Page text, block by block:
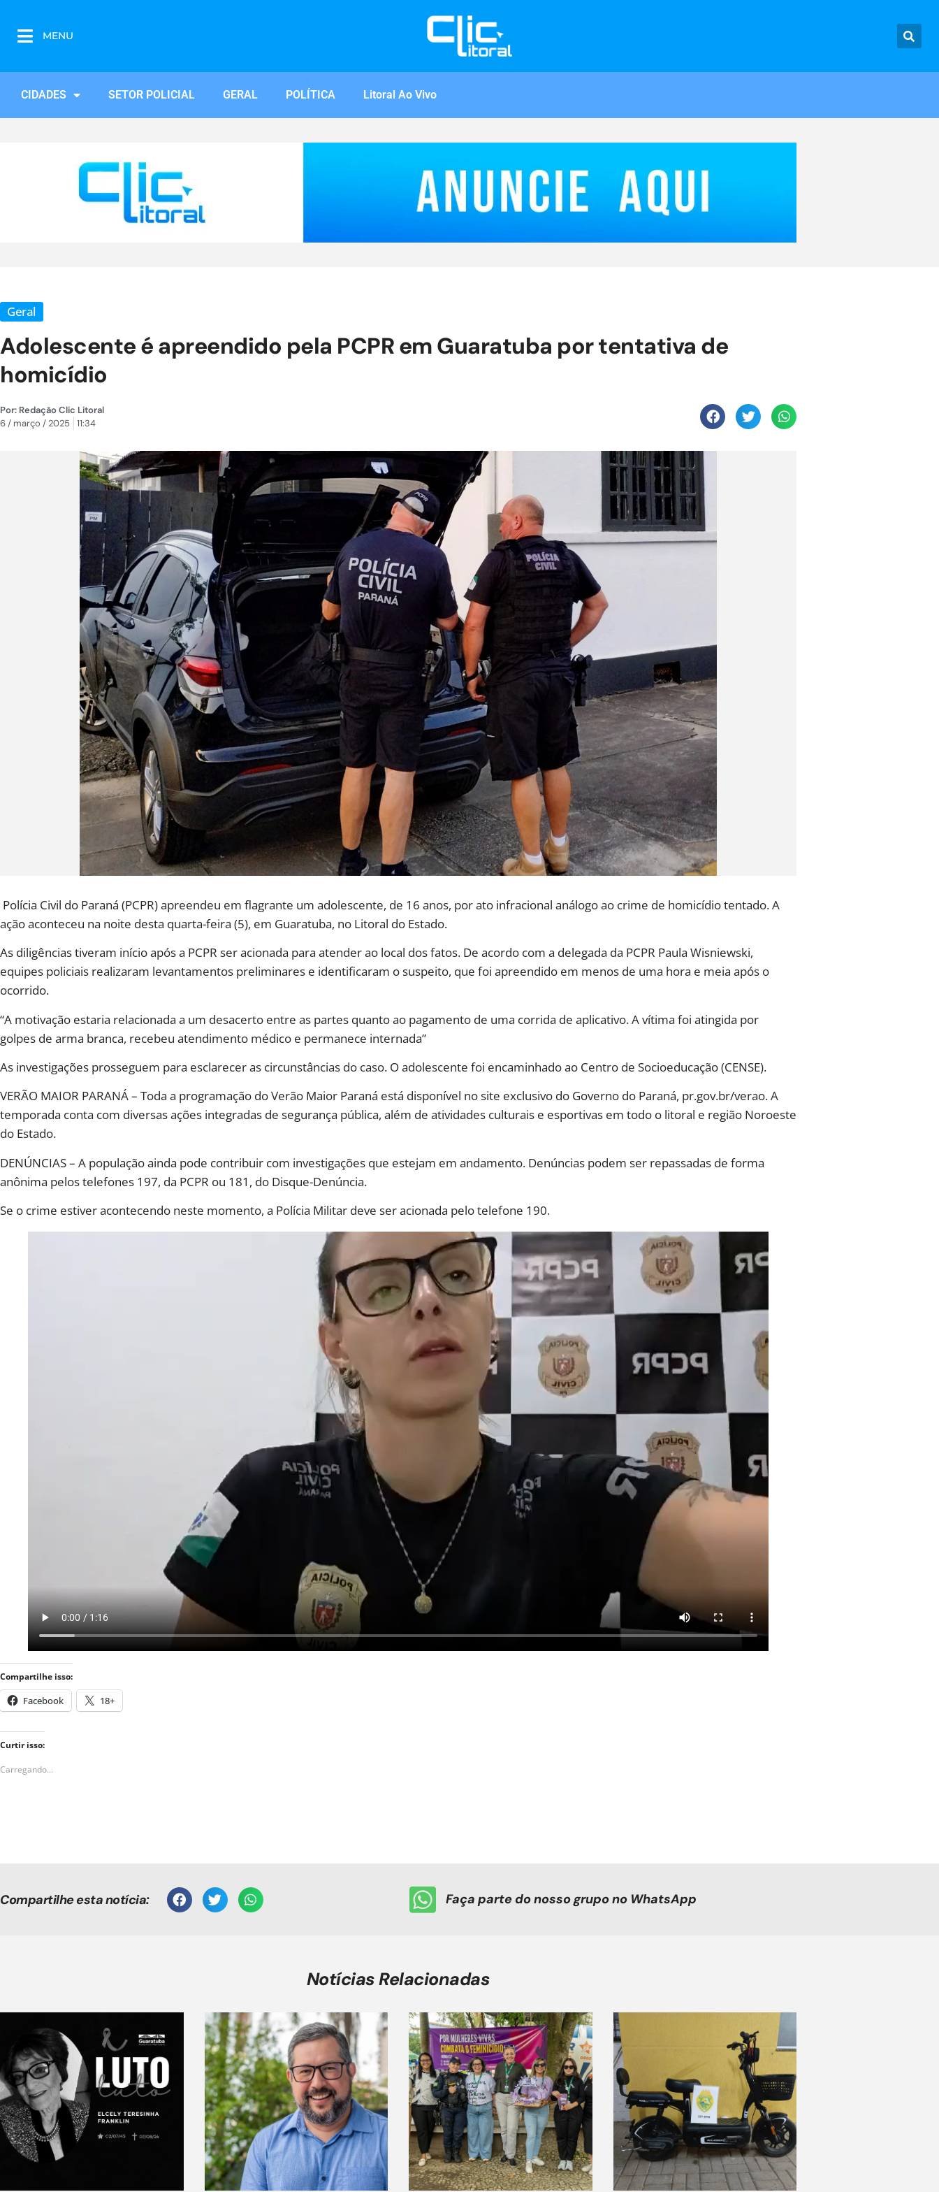
MENU
CIDADES SETOR POLICIAL GERAL POLÍTICA Litoral Ao Vivo
Geral
Adolescente é apreendido pela PCPR em Guaratuba por tentativa de
homicídio
Por: Redação Clic Litoral
6 / março / 2025
11:34
Polícia Civil do Paraná (PCPR) apreendeu em flagrante um adolescente, de 16 anos, por ato infracional análogo ao crime de homicídio tentado. A
ação aconteceu na noite desta quarta-feira (5), em Guaratuba, no Litoral do Estado.
As diligências tiveram início após a PCPR ser acionada para atender ao local dos fatos. De acordo com a delegada da PCPR Paula Wisniewski,
equipes policiais realizaram levantamentos preliminares e identificaram o suspeito, que foi apreendido em menos de uma hora e meia após o
ocorrido.
“A motivação estaria relacionada a um desacerto entre as partes quanto ao pagamento de uma corrida de aplicativo. A vítima foi atingida por
golpes de arma branca, recebeu atendimento médico e permanece internada”
As investigações prosseguem para esclarecer as circunstâncias do caso. O adolescente foi encaminhado ao Centro de Socioeducação (CENSE).
VERÃO MAIOR PARANÁ – Toda a programação do Verão Maior Paraná está disponível no site exclusivo do Governo do Paraná, pr.gov.br/verao. A
temporada conta com diversas ações integradas de segurança pública, além de atividades culturais e esportivas em todo o litoral e região Noroeste
do Estado.
DENÚNCIAS – A população ainda pode contribuir com investigações que estejam em andamento. Denúncias podem ser repassadas de forma
anônima pelos telefones 197, da PCPR ou 181, do Disque-Denúncia.
Se o crime estiver acontecendo neste momento, a Polícia Militar deve ser acionada pelo telefone 190.
Compartilhe isso:
Facebook 18+
Curtir isso:
Carregando...
Compartilhe esta notícia: Faça parte do nosso grupo no WhatsApp
Notícias Relacionadas